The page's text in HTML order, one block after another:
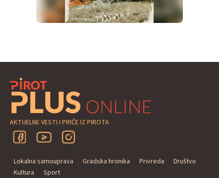
AKTUELNE VESTI I PRIČE IZ PIROTA
Lokalna samouprava Gradska hronika Privreda
Društvo
Kultura
Sport